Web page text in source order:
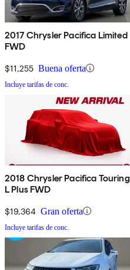
2017 Chrysler Pacifica Limited
FWD
$11,255 Buena oferta
Incluye tarifas de conc.
2018 Chrysler Pacifica Touring
L Plus FWD
$19,364 Gran oferta
Incluye tarifas de conc.